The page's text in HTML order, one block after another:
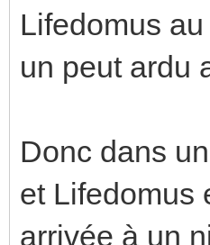
Lifedomus
un peut ardu
Donc dans
et Lifedomus
arrivée à un